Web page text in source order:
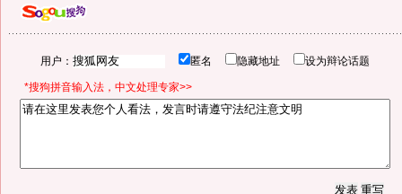
用户： 匿名 隐藏地址 设为辩论话题
*搜狗拼音输入法，中文处理专家>>